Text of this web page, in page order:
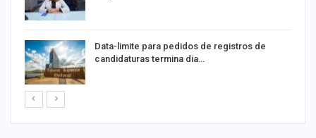
Data-limite para pedidos de registros de
candidaturas termina dia…